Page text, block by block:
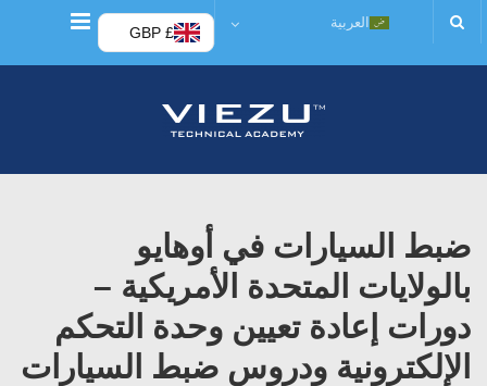
قائمة £ GBP
العربية
ضبط السيارات في أوهايو
بالولايات المتحدة الأمريكية –
دورات إعادة تعيين وحدة التحكم
الإلكترونية ودروس ضبط السيارات